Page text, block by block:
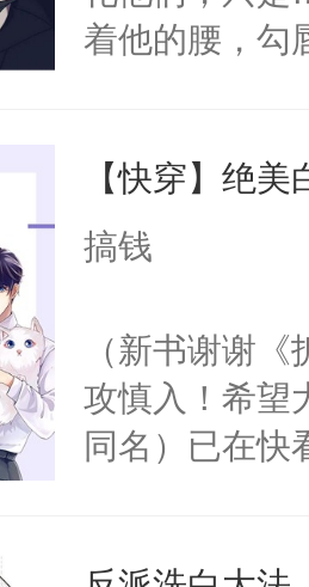
着他的腰，勾
来，给老公
用力——为你
【快穿】绝
搞钱
（新书谢谢
攻慎入！希望
同名）已在快